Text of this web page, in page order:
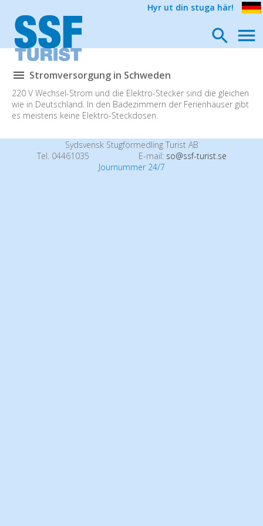
Hyr ut din stuga här!
Stromversorgung in Schweden
220 V Wechsel-Strom und die Elektro-Stecker sind die gleichen
wie in Deutschland. In den Badezimmern der Ferienhäuser gibt
es meistens keine Elektro-Steckdosen.
Sydsvensk Stugförmedling Turist AB
Tel. 04461035
E-mail: so@ssf-turist.se
Journummer 24/7